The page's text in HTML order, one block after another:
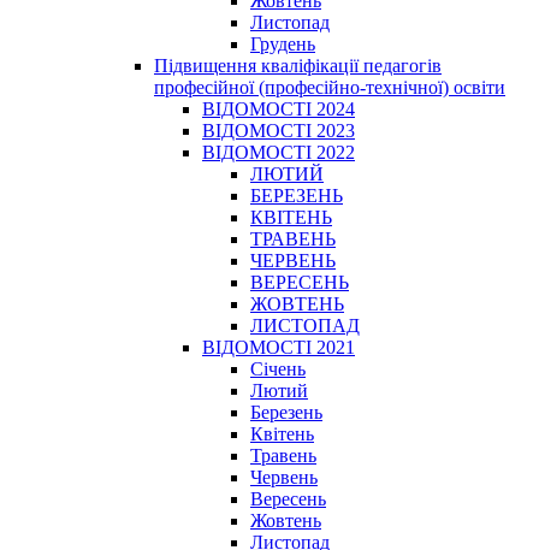
Листопад
Грудень
Підвищення кваліфікації педагогів
професійної (професійно-технічної) освіти
ВІДОМОСТІ 2024
ВІДОМОСТІ 2023
ВІДОМОСТІ 2022
ЛЮТИЙ
БЕРЕЗЕНЬ
КВІТЕНЬ
ТРАВЕНЬ
ЧЕРВЕНЬ
ВЕРЕСЕНЬ
ЖОВТЕНЬ
ЛИСТОПАД
ВІДОМОСТІ 2021
Січень
Лютий
Березень
Квітень
Травень
Червень
Вересень
Жовтень
Листопад